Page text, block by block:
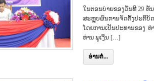
ໃນຕອນບ່າຍຂອງວັນທີ 29 ທັ
ສະຫຼຸບຜົນການຈັດຕັ້ງປະຕິບັ
ໂດຍການເປັນປະທານຂອງ
ທ່ານ ພູເງິນ […]
ອ່ານຕໍ່...